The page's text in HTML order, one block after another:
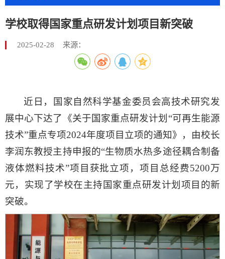
学校取得国家重点研发计划项目新突破
2025-02-28 来源：
近日，国家自然科学基金委员会高技术研究发
展中心下达了《关于国家重点研发计划“可再生能源
技术”重点专项2024年度项目立项的通知》，由校长
李润东教授主持申报的“生物质水热多途径耦合制备
液体燃料技术”项目获批立项，项目总经费5200万
元，实现了学校在主持国家重点研发计划项目的新
突破。